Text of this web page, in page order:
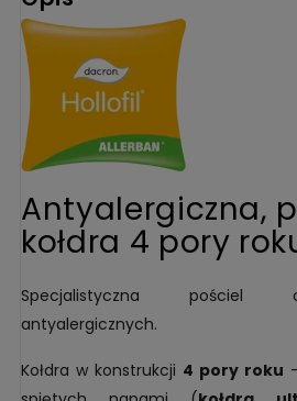
Antyalergiczna,
kołdra 4 pory
Specjalistyczna pościel
antyalergicznych.
Kołdra w konstrukcji 4 pory roku